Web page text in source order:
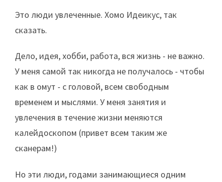
Это люди увлеченные. Хомо Идеикус, так
сказать.
Дело, идея, хобби, работа, вся жизнь - не важно.
У меня самой так никогда не получалось - чтобы
как в омут - с головой, всем свободным
временем и мыслями. У меня занятия и
увлечения в течение жизни меняются
калейдоскопом (привет всем таким же
сканерам!)
Но эти люди, годами занимающиеся одним